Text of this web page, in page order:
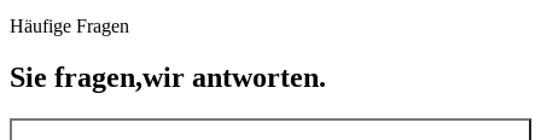
Häufige Fragen
Sie fragen,wir antworten.